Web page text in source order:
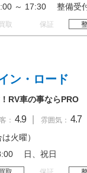
～ 17:30 整備受
取 保証
ン・ロード
RV車の事ならPRO
： 4.9 雰囲気： 4.7
火曜）
日、祝日